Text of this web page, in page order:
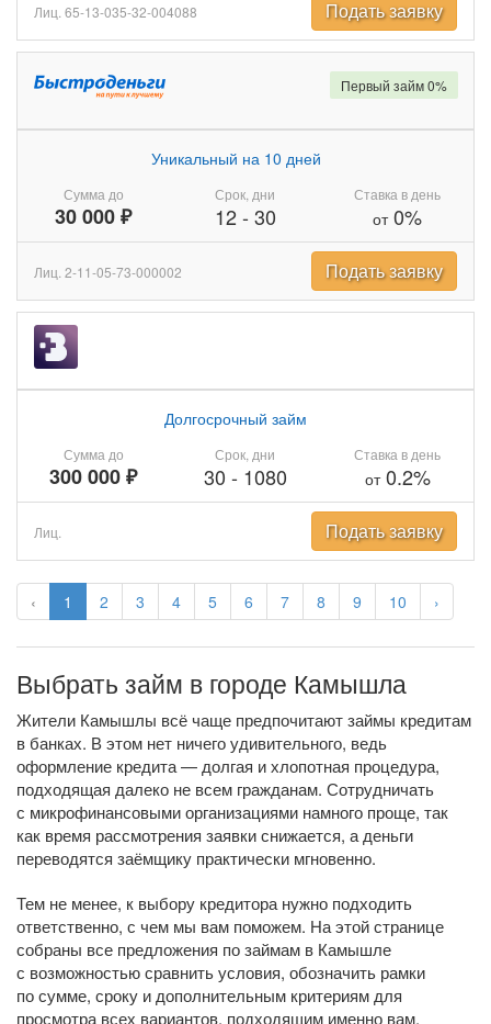
‹ 1 2 3 4 5 6 7 8 9 10 ›
Лиц. 65-13-035-32-004088 Подать заявку
Сумма до
30 000 ₽
Уникальный на 10 дней
Срок, дни
12- 30
Ставка в день
от0%
Первый займ 0%
Лиц. 2-11-05-73-000002 Подать заявку
Сумма до
300 000 ₽
Долгосрочный займ
Срок, дни
30 - 1080
Ставка в день
от0.2%
Лиц. Подать заявку
Выбрать займ в городе Камышла
Жители Камышлы всё чаще предпочитают займы кредитам
в банках. В этом нет ничего удивительного, ведь
оформление кредита — долгая и хлопотная процедура,
подходящая далеко не всем гражданам. Сотрудничать
с микрофинансовыми организациями намного проще, так
как время рассмотрения заявки снижается, а деньги
переводятся заёмщику практически мгновенно.
Тем не менее, к выбору кредитора нужно подходить
ответственно, с чем мы вам поможем. На этой странице
собраны все предложения по займам в Камышле
с возможностью сравнить условия, обозначить рамки
по сумме, сроку и дополнительным критериям для
просмотра всех вариантов, подходящим именно вам.